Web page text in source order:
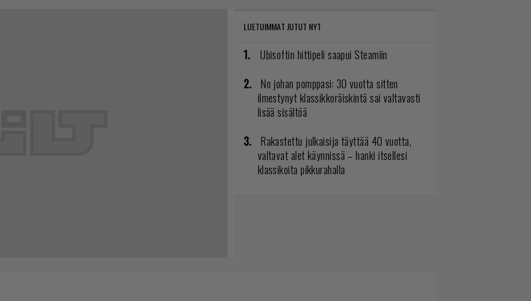
LUETUIMMAT JUTUT NYT
Ubisoftin hittipeli saapui Steamiin
No johan pomppasi: 30 vuotta sitten
ilmestynyt klassikkoräiskintä sai valtavasti
lisää sisältöä
Rakastettu julkaisija täyttää 40 vuotta,
valtavat alet käynnissä – hanki itsellesi
klassikoita pikkurahalla